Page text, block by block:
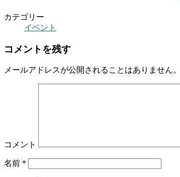
カテゴリー
イベント
コメントを残す
メールアドレスが公開されることはありません。
コメント
名前 *